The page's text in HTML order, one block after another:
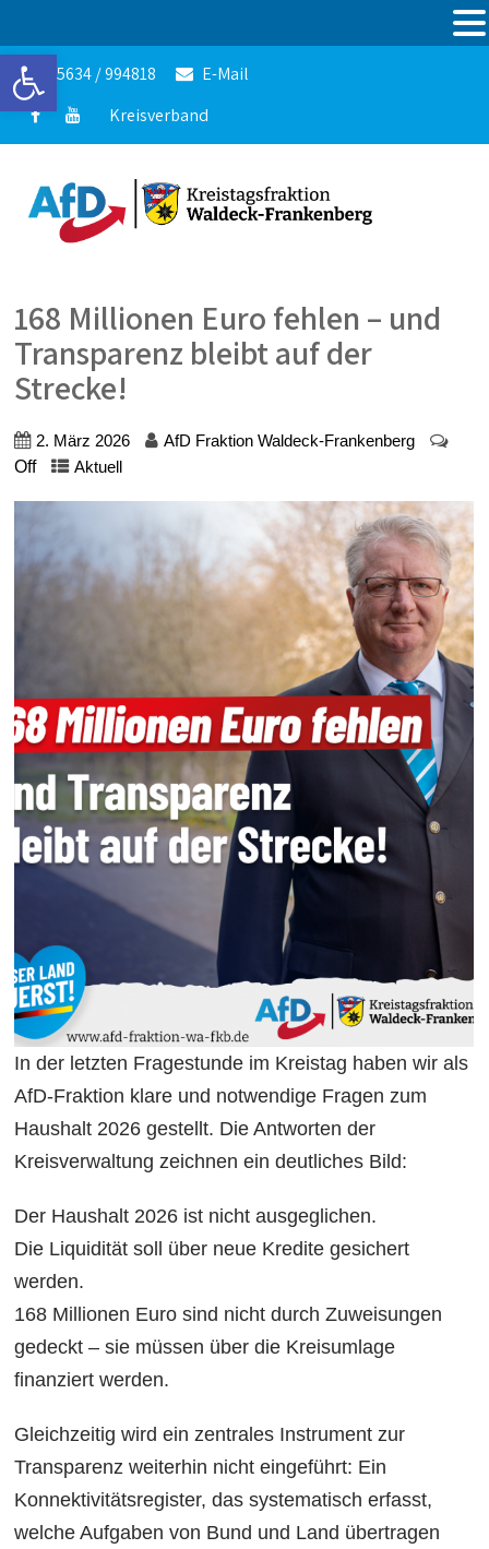
Werkzeugleiste öffnen
05634 / 994818
E-Mail
Kreisverband
168 Millionen Euro fehlen – und
Transparenz bleibt auf der
Strecke!
2. März 2026 AfD Fraktion Waldeck-Frankenberg
Off Aktuell
In der letzten Fragestunde im Kreistag haben wir als
AfD-Fraktion klare und notwendige Fragen zum
Haushalt 2026 gestellt. Die Antworten der
Kreisverwaltung zeichnen ein deutliches Bild:
Der Haushalt 2026 ist nicht ausgeglichen.
Die Liquidität soll über neue Kredite gesichert
werden.
168 Millionen Euro sind nicht durch Zuweisungen
gedeckt – sie müssen über die Kreisumlage
finanziert werden.
Gleichzeitig wird ein zentrales Instrument zur
Transparenz weiterhin nicht eingeführt: Ein
Konnektivitätsregister, das systematisch erfasst,
welche Aufgaben von Bund und Land übertragen